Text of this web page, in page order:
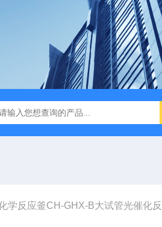
氧手套箱YQX-I半自动厌氧培养箱
学反应釜CH-GHX-B大试管光催化